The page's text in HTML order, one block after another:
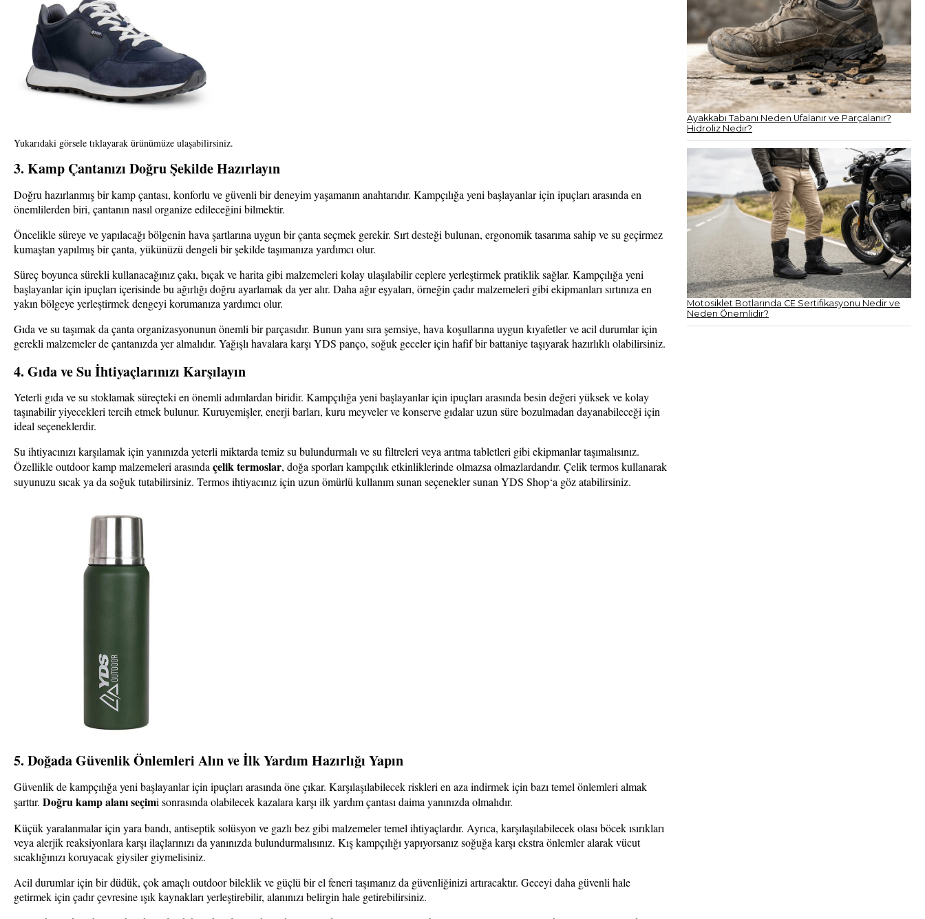
Yukarıdaki görsele tıklayarak ürünümüze ulaşabilirsiniz.
3. Kamp Çantanızı Doğru Şekilde Hazırlayın
Doğru hazırlanmış bir kamp çantası, konforlu ve güvenli bir deneyim yaşamanın anahtarıdır. Kampçılığa yeni başlayanlar için ipuçları arasında en
önemlilerden biri, çantanın nasıl organize edileceğini bilmektir.
Öncelikle süreye ve yapılacağı bölgenin hava şartlarına uygun bir çanta seçmek gerekir. Sırt desteği bulunan, ergonomik tasarıma sahip ve su geçirmez
kumaştan yapılmış bir çanta, yükünüzü dengeli bir şekilde taşımanıza yardımcı olur.
Süreç boyunca sürekli kullanacağınız çakı, bıçak ve harita gibi malzemeleri kolay ulaşılabilir ceplere yerleştirmek pratiklik sağlar. Kampçılığa yeni
başlayanlar için ipuçları içerisinde bu ağırlığı doğru ayarlamak da yer alır. Daha ağır eşyaları, örneğin çadır malzemeleri gibi ekipmanları sırtınıza en
yakın bölgeye yerleştirmek dengeyi korumanıza yardımcı olur.
Gıda ve su taşımak da çanta organizasyonunun önemli bir parçasıdır. Bunun yanı sıra şemsiye, hava koşullarına uygun kıyafetler ve acil durumlar için
gerekli malzemeler de çantanızda yer almalıdır. Yağışlı havalara karşı YDS panço, soğuk geceler için hafif bir battaniye taşıyarak hazırlıklı olabilirsiniz.
4. Gıda ve Su İhtiyaçlarınızı Karşılayın
Yeterli gıda ve su stoklamak süreçteki en önemli adımlardan biridir. Kampçılığa yeni başlayanlar için ipuçları arasında besin değeri yüksek ve kolay
taşınabilir yiyecekleri tercih etmek bulunur. Kuruyemişler, enerji barları, kuru meyveler ve konserve gıdalar uzun süre bozulmadan dayanabileceği için
ideal seçeneklerdir.
Su ihtiyacınızı karşılamak için yanınızda yeterli miktarda temiz su bulundurmalı ve su filtreleri veya arıtma tabletleri gibi ekipmanlar taşımalısınız.
Özellikle outdoor kamp malzemeleri arasındaçelik termoslar, doğa sporları kampçılık etkinliklerinde olmazsa olmazlardandır. Çelik termos kullanarak
suyunuzu sıcak ya da soğuk tutabilirsiniz. Termos ihtiyacınız için uzun ömürlü kullanım sunan seçenekler sunan YDS Shop‘a göz atabilirsiniz.
5. Doğada Güvenlik Önlemleri Alın ve İlk Yardım Hazırlığı Yapın
Güvenlik de kampçılığa yeni başlayanlar için ipuçları arasında öne çıkar. Karşılaşılabilecek riskleri en aza indirmek için bazı temel önlemleri almak
şarttır. Doğru kamp alanı seçimi sonrasında olabilecek kazalara karşı ilk yardım çantası daima yanınızda olmalıdır.
Küçük yaralanmalar için yara bandı, antiseptik solüsyon ve gazlı bez gibi malzemeler temel ihtiyaçlardır. Ayrıca, karşılaşılabilecek olası böcek ısırıkları
veya alerjik reaksiyonlara karşı ilaçlarınızı da yanınızda bulundurmalısınız. Kış kampçılığı yapıyorsanız soğuğa karşı ekstra önlemler alarak vücut
sıcaklığınızı koruyacak giysiler giymelisiniz.
Acil durumlar için bir düdük, çok amaçlı outdoor bileklik ve güçlü bir el feneri taşımanız da güvenliğinizi artıracaktır. Geceyi daha güvenli hale
getirmek için çadır çevresine ışık kaynakları yerleştirebilir, alanınızı belirgin hale getirebilirsiniz.
Ayakkabı Tabanı Neden Ufalanır ve Parçalanır?
Hidroliz Nedir?
Motosiklet Botlarında CE Sertifikasyonu Nedir ve
Neden Önemlidir?